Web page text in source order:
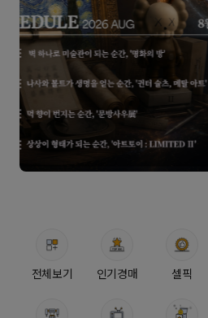
전체보기 인기경매 셀픽